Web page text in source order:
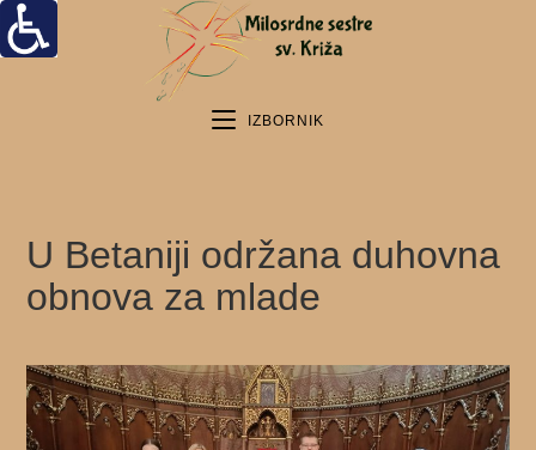
IZBORNIK
U Betaniji održana duhovna
obnova za mlade